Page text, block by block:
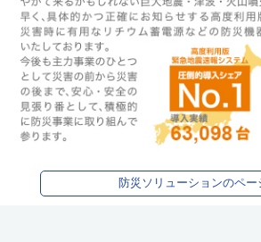
防災ソリューションのペー